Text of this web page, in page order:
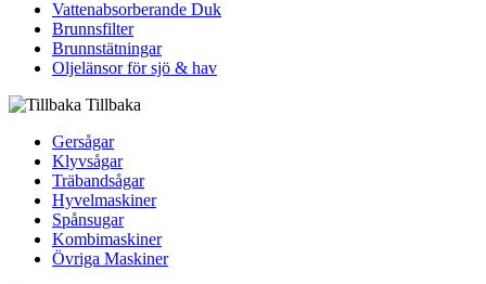
Vattenabsorberande Duk
Brunnsfilter
Brunnstätningar
Oljelänsor för sjö & hav
Tillbaka
Gersågar
Klyvsågar
Träbandsågar
Hyvelmaskiner
Spånsugar
Kombimaskiner
Övriga Maskiner